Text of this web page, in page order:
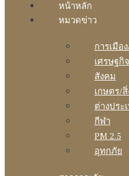
หน้าหลัก
หมวดข่าว
การเมือ
เศรษฐกิ
สังคม
เกษตร/
ต่างประ
กีฬา
PM 2.5
อุทกภัย